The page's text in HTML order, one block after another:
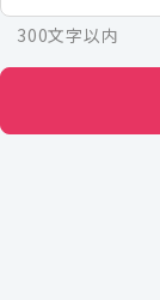
300文字以内